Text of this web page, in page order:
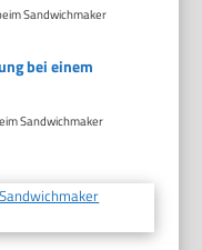
Sandwichmaker
bei einem
Sandwichmaker
Sandwichmaker